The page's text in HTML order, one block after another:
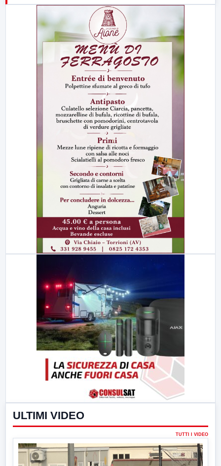
ULTIMI VIDEO
TUTTI I VIDEO